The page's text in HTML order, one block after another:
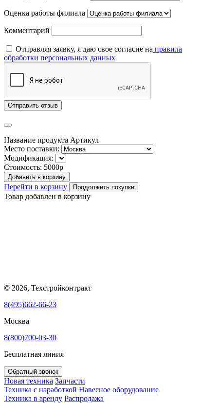
Оценка работы филиала
Комментарий
Отправляя заявку, я даю свое согласие на правила
обработки персональных данных
Отправить отзыв
Название продукта Артикул
Место поставки:
Модификация:
Стоимость: 5000р
Добавить в корзину
Перейти в корзину Продолжить покупки
Товар добавлен в корзину
© 2026, Техстройконтракт
8(495)662-66-23
Москва
8(800)700-03-30
Бесплатная линия
Обратный звонок
Новая техника Запчасти
Техника с наработкой Навесное оборудование
Техника в аренду Распродажа